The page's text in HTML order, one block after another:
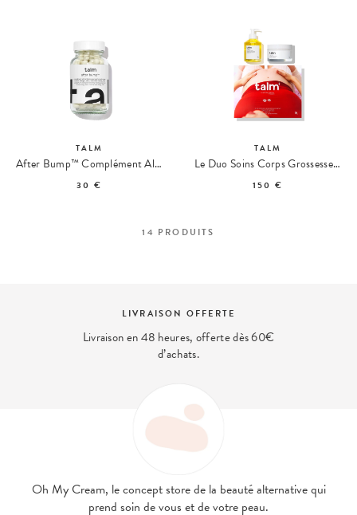
TALM
After Bump™ Complément Alimentaire Post-Partum
30 €
TALM
Le Duo Soins Corps Grossesse et Post-Partum
150 €
14 PRODUITS
LIVRAISON OFFERTE
Livraison en 48 heures, offerte dès 60€
d’achats.
Oh My Cream, le concept store de la beauté alternative qui
prend soin de vous et de votre peau.